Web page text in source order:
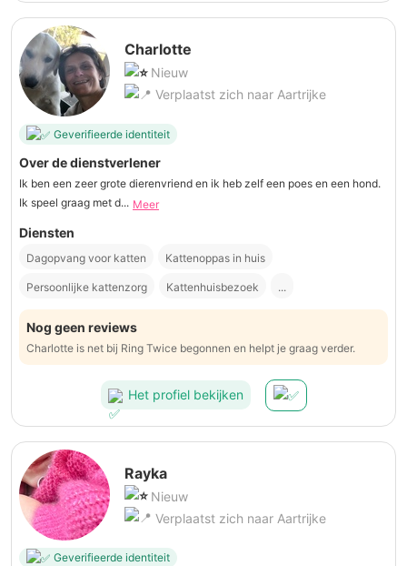
Charlotte
Nieuw
Verplaatst zich naar Aartrijke
Geverifieerde identiteit
Over de dienstverlener
Ik ben een zeer grote dierenvriend en ik heb zelf een poes en een hond.
Ik speel graag met d... Meer
Diensten
Dagopvang voor katten Kattenoppas in huis
Persoonlijke kattenzorg Kattenhuisbezoek ...
Nog geen reviews
Charlotte is net bij Ring Twice begonnen en helpt je graag verder.
Het profiel bekijken
Rayka
Nieuw
Verplaatst zich naar Aartrijke
Geverifieerde identiteit